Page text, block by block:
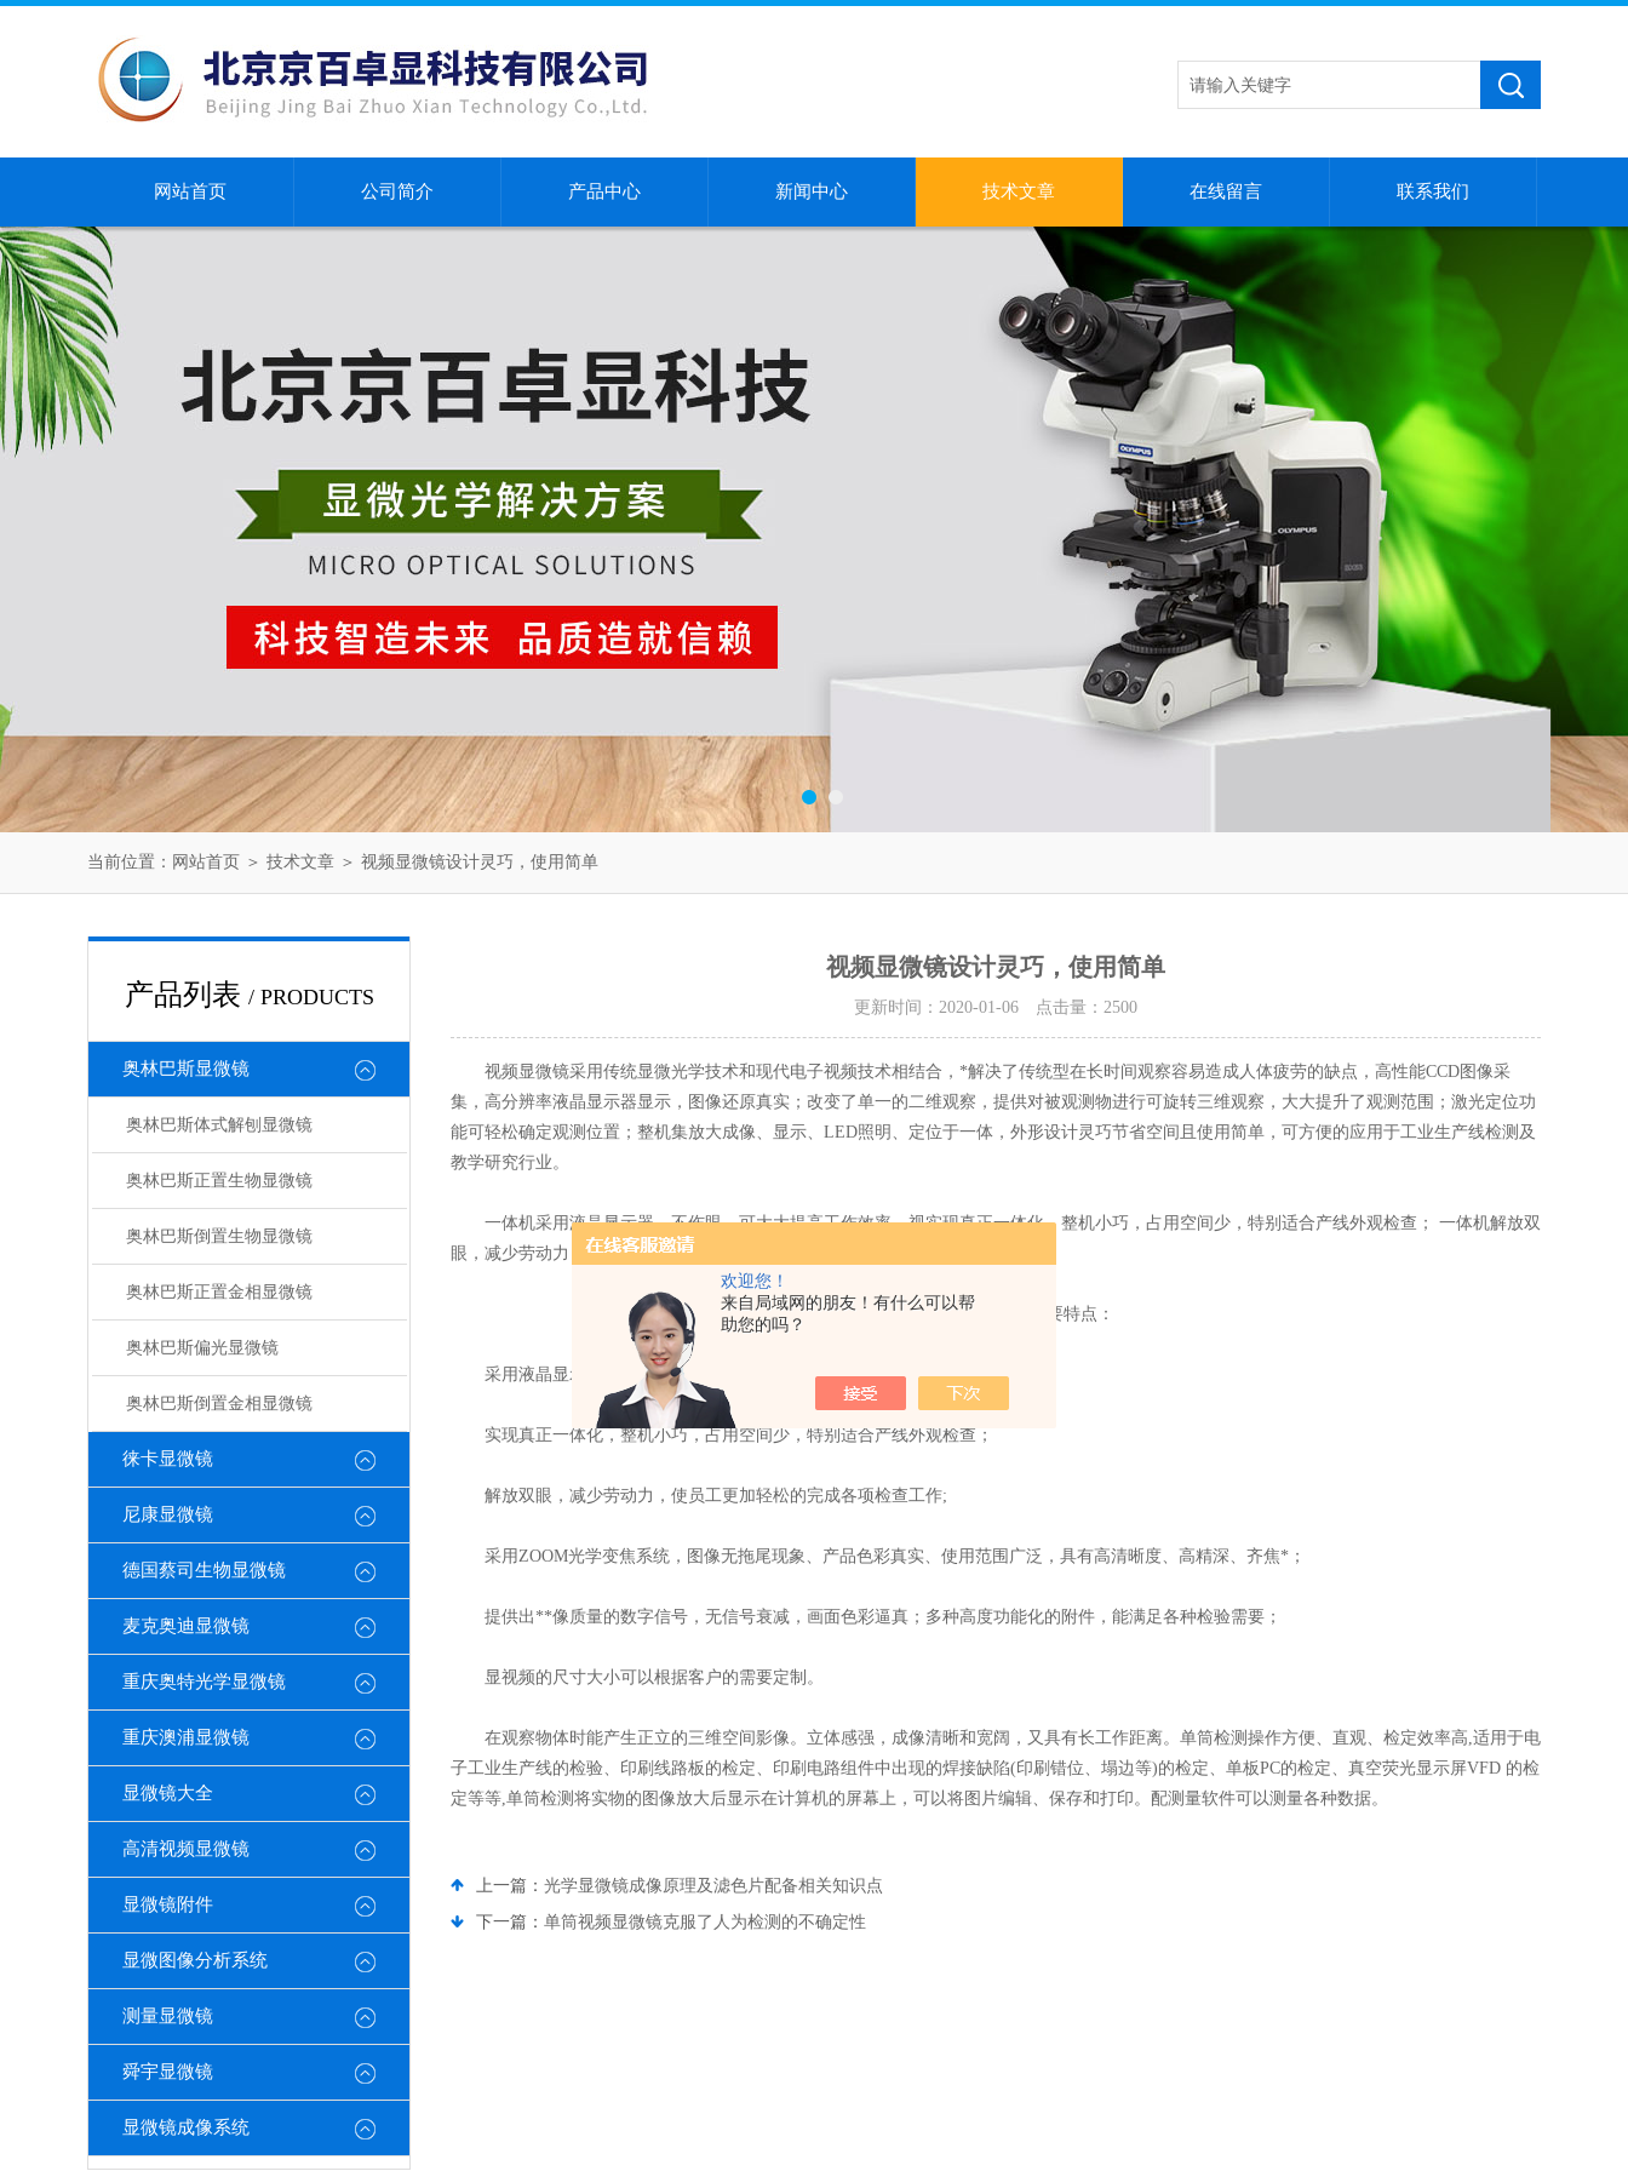
欢迎您！
来自局域网的朋友！有什么可以帮
助您的吗？
网站首页 公司简介 产品中心 新闻中心 技术文章 在线留言 联系我们
当前位置： 网站首页 ＞ 技术文章 ＞ 视频显微镜设计灵巧，使用简单
产品列表 / PRODUCTS
奥林巴斯显微镜
奥林巴斯体式解刨显微镜
奥林巴斯正置生物显微镜
奥林巴斯倒置生物显微镜
奥林巴斯正置金相显微镜
奥林巴斯偏光显微镜
奥林巴斯倒置金相显微镜
徕卡显微镜
尼康显微镜
德国蔡司生物显微镜
麦克奥迪显微镜
重庆奥特光学显微镜
重庆澳浦显微镜
显微镜大全
高清视频显微镜
显微镜附件
显微图像分析系统
测量显微镜
舜宇显微镜
显微镜成像系统
视频显微镜设计灵巧，使用简单
更新时间：2020-01-06 点击量： 2500
视频显微镜采用传统显微光学技术和现代电子视频技术相结合，*解决了传统型在长时间观察容易造成人体疲劳的缺点，高性能CCD图像采
集，高分辨率液晶显示器显示，图像还原真实；改变了单一的二维观察，提供对被观测物进行可旋转三维观察，大大提升了观测范围；激光定位功
能可轻松确定观测位置；整机集放大成像、显示、LED照明、定位于一体，外形设计灵巧节省空间且使用简单，可方便的应用于工业生产线检测及
教学研究行业。
一体机采用液晶显示器，不伤眼，可大大提高工作效率。视实现真正一体化，整机小巧，占用空间少，特别适合产线外观检查； 一体机解放双
眼，减少劳动力，使员工更加轻松的完成各项检查工作，取代传统款之绝杀武器；
视频显微镜一体机的主要特点：
采用液晶显示器，不伤眼，可大大提高工作效率。
实现真正一体化，整机小巧，占用空间少，特别适合产线外观检查；
解放双眼，减少劳动力，使员工更加轻松的完成各项检查工作;
采用ZOOM光学变焦系统，图像无拖尾现象、产品色彩真实、使用范围广泛，具有高清晰度、高精深、齐焦*；
提供出**像质量的数字信号，无信号衰减，画面色彩逼真；多种高度功能化的附件，能满足各种检验需要；
显视频的尺寸大小可以根据客户的需要定制。
在观察物体时能产生正立的三维空间影像。立体感强，成像清晰和宽阔，又具有长工作距离。单筒检测操作方便、直观、检定效率高,适用于电
子工业生产线的检验、印刷线路板的检定、印刷电路组件中出现的焊接缺陷(印刷错位、塌边等)的检定、单板PC的检定、真空荧光显示屏VFD 的检
定等等,单筒检测将实物的图像放大后显示在计算机的屏幕上，可以将图片编辑、保存和打印。配测量软件可以测量各种数据。
上一篇： 光学显微镜成像原理及滤色片配备相关知识点
下一篇： 单筒视频显微镜克服了人为检测的不确定性